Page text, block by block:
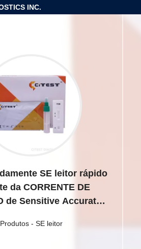
INC.
SE leitor rápido
da CORRENTE DE
de Sensitive Accurate
Produtos- SE leitor